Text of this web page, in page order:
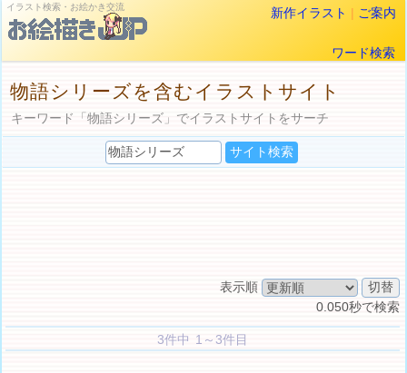
イラスト検索・お絵かき交流 新作イラスト | ご案内
ワード検索
物語シリーズを含むイラストサイト
キーワード「物語シリーズ」でイラストサイトをサーチ
表示順
0.050秒で検索
3件中 1～3件目